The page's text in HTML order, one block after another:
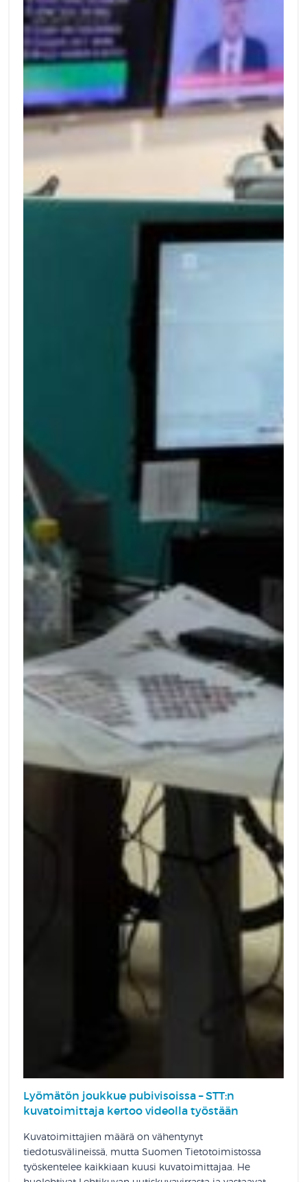
Lyömätön joukkue pubivisoissa – STT:n
kuvatoimittaja kertoo videolla työstään
Kuvatoimittajien määrä on vähentynyt
tiedotusvälineissä, mutta Suomen Tietotoimistossa
työskentelee kaikkiaan kuusi kuvatoimittajaa. He